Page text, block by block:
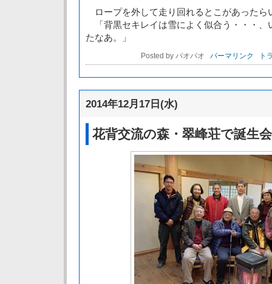
ロープを外して走り回れるとこがあったら
「背黒セキレイは雪によく似合う・・・、
たなあ。」
Posted by パオパオ パーマリンク ト
2014年12月17日(水)
花背交流の森・翠峰荘で誕生